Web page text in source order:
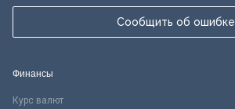
Сообщить об ошибке
Финансы
Курс валют